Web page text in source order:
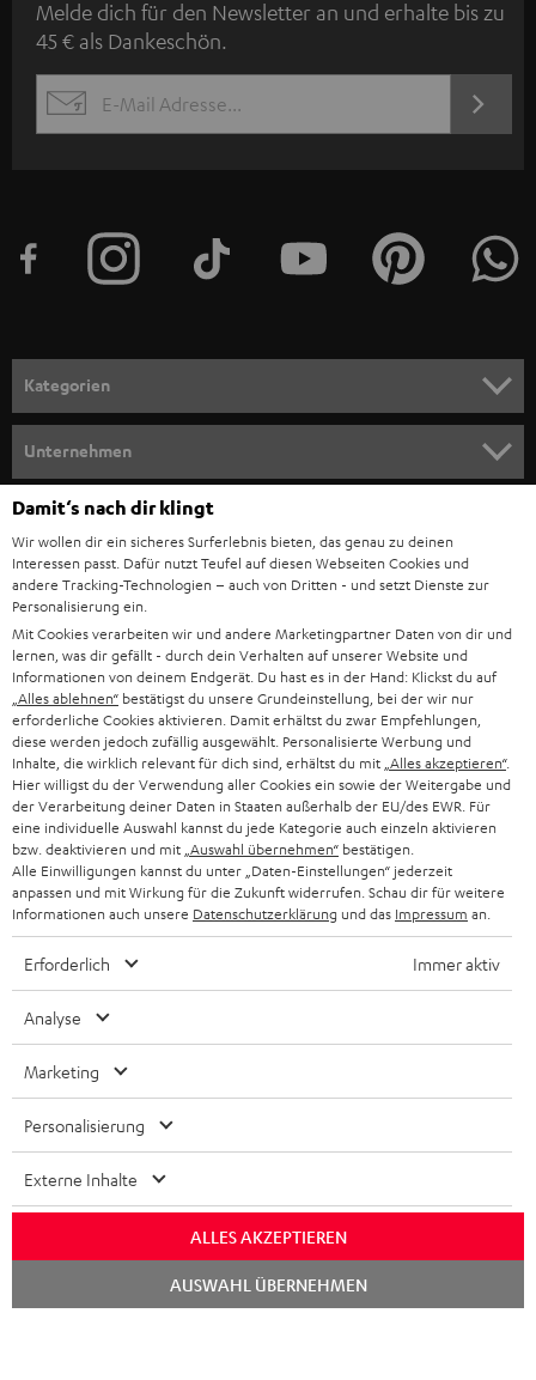
e
w
s
l
e
n
m
e
l
d
u
n
g
Melde dich für den Newsletter an und erhalte bis zu
45 € als Dankeschön.
EMAIL
JETZT
Kategorien
SOUNDBAR
HIFI-LAUTSPRECHER
SMART HOME
BLUETOOTH-LAUTSPRECHER
KOPFHÖRER
BLUETOOTH-KOPFHÖRER
STEREOANLAGEN
LAUTSPRECHER
ULTIMA-SERIE
IN-EAR-KOPFHÖRER
FANSHOP
NEUHEITEN
Unternehmen
SUPPORT
KARRIERE
PRESSE & MARKETING
GESCHÄFTSKUNDEN
PARTNERPROGRAMM
BLOG
NEWSLETTER
STORES
DEINE VORTEILE BEI TEUFEL
UNSER MANAGEMENT
NACHHALTIGKEIT
UNSERE WERTE
BILDUNGSRABATT
Teufel Onlineshops
DEUTSCHLAND
ÖSTERREICH
SCHWEIZ
NIEDERLANDE
BELGIEN
FRANKREICH
POLEN
SPANIEN
ITALIEN
Technische Änderungen, Tippfehler und Irrtum vorbehalten. Das auf unseren
Fotos abgebildete Zubehör ist nicht im Lieferumfang enthalten. Etwaige
Entsorgungsgebühren für Batterien sind im Preis inbegriffen.
Datenschutz Daten-Einstellungen
Vertrag widerrufen
Damit‘s nach dir klingt
Wir wollen dir ein sicheres Surferlebnis bieten, das genau zu deinen
Interessen passt. Dafür nutzt Teufel auf diesen Webseiten Cookies und
andere Tracking-Technologien – auch von Dritten - und setzt Dienste zur
Personalisierung ein.
Mit Cookies verarbeiten wir und andere Marketingpartner Daten von dir und
lernen, was dir gefällt - durch dein Verhalten auf unserer Website und
Informationen von deinem Endgerät. Du hast es in der Hand: Klickst du auf
„Alles ablehnen“ bestätigst du unsere Grundeinstellung, bei der wir nur
erforderliche Cookies aktivieren. Damit erhältst du zwar Empfehlungen,
diese werden jedoch zufällig ausgewählt. Personalisierte Werbung und
Inhalte, die wirklich relevant für dich sind, erhältst du mit „Alles akzeptieren“.
Hier willigst du der Verwendung aller Cookies ein sowie der Weitergabe und
der Verarbeitung deiner Daten in Staaten außerhalb der EU/des EWR. Für
eine individuelle Auswahl kannst du jede Kategorie auch einzeln aktivieren
bzw. deaktivieren und mit „Auswahl übernehmen“ bestätigen.
Alle Einwilligungen kannst du unter „Daten-Einstellungen“ jederzeit
anpassen und mit Wirkung für die Zukunft widerrufen. Schau dir für weitere
Informationen auch unsere Datenschutzerklärung und das Impressum an.
Erforderlich Immer aktiv
Analyse
Marketing
Personalisierung
Externe Inhalte
ALLES AKZEPTIEREN
AUSWAHL ÜBERNEHMEN